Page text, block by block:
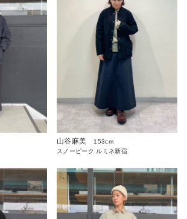
山谷麻美
153cm
スノーピーク ルミネ新宿